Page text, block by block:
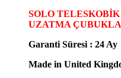
SOLO
UZATMA
Garanti Süresi : 24 Ay
Made in United